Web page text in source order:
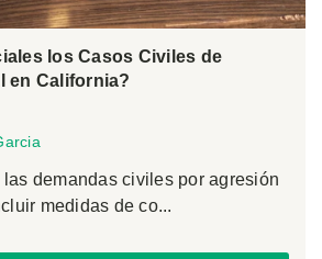
los Casos Civiles de
en California?
demandas civiles por agresión
medidas de co...